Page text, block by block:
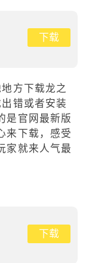
下载
方下载龙之
错或者安装
是官网最新版
来下载，感受
家就来人气最
下载